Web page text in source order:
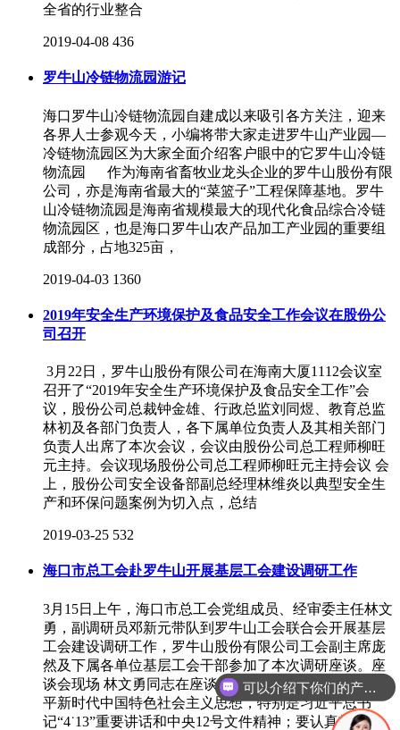
全省的行业整合
2019-04-08 436
罗牛山冷链物流园游记
海口罗牛山冷链物流园自建成以来吸引各方关注，迎来
各界人士参观今天，小编将带大家走进罗牛山产业园—
冷链物流园区为大家全面介绍客户眼中的它罗牛山冷链
物流园 作为海南省畜牧业龙头企业的罗牛山股份有限
公司，亦是海南省最大的“菜篮子”工程保障基地。罗牛
山冷链物流园是海南省规模最大的现代化食品综合冷链
物流园区，也是海口罗牛山农产品加工产业园的重要组
成部分，占地325亩，
2019-04-03 1360
2019年安全生产环境保护及食品安全工作会议在股份公
司召开
3月22日，罗牛山股份有限公司在海南大厦1112会议室
召开了“2019年安全生产环境保护及食品安全工作”会
议，股份公司总裁钟金雄、行政总监刘同煜、教育总监
林初及各部门负责人，各下属单位负责人及其相关部门
负责人出席了本次会议，会议由股份公司总工程师柳旺
元主持。会议现场股份公司总工程师柳旺元主持会议 会
上，股份公司安全设备部副总经理林维炎以典型安全生
产和环保问题案例为切入点，总结
2019-03-25 532
海口市总工会赴罗牛山开展基层工会建设调研工作
3月15日上午，海口市总工会党组成员、经审委主任林文
勇，副调研员邓新元带队到罗牛山工会联合会开展基层
工会建设调研工作，罗牛山股份有限公司工会副主席庞
然及下属各单位基层工会干部参加了本次调研座谈。座
谈会现场 林文勇同志在座谈会上指出，要认真学习习近
平新时代中国特色社会主义思想，特别是习近平总书
记“4˙13”重要讲话和中央12号文件精神；要认真贯彻海
可以介绍下你们的产品么